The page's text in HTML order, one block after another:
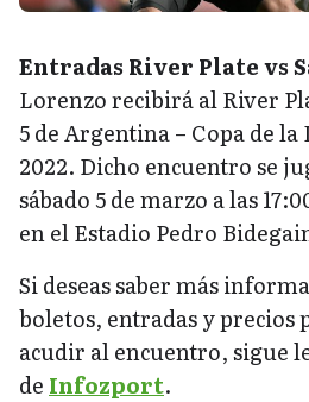
Entradas River Plate vs
Lorenzo recibirá al River
5 de Argentina – Copa de
2022. Dicho encuentro se
sábado 5 de marzo a las
en el Estadio Pedro
Si deseas saber más
boletos, entradas y
acudir al encuentro, sigue
de Infozport.